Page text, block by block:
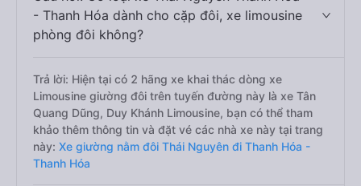
- Thanh Hóa dành cho cặp đôi, xe limousine
phòng đôi không?
Trả lời: Hiện tại có 2 hãng xe khai thác dòng xe
Limousine giường đôi trên tuyến đường này là xe Tân
Quang Dũng, Duy Khánh Limousine, bạn có thể tham
khảo thêm thông tin và đặt vé các nhà xe này tại trang
này: Xe giường nằm đôi Thái Nguyên đi Thanh Hóa -
Thanh Hóa